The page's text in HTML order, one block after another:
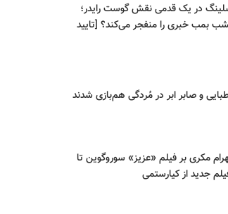
در یک قدمی نقش گوست رایدر؛
بمب خبری را منفجر می‌کند؟ [تایید
و صابر ابر در مُردگی هم‌بازی شدند
مکری بر فیلم «عزیز» سوروگوین تا
جدید از کیارستمی